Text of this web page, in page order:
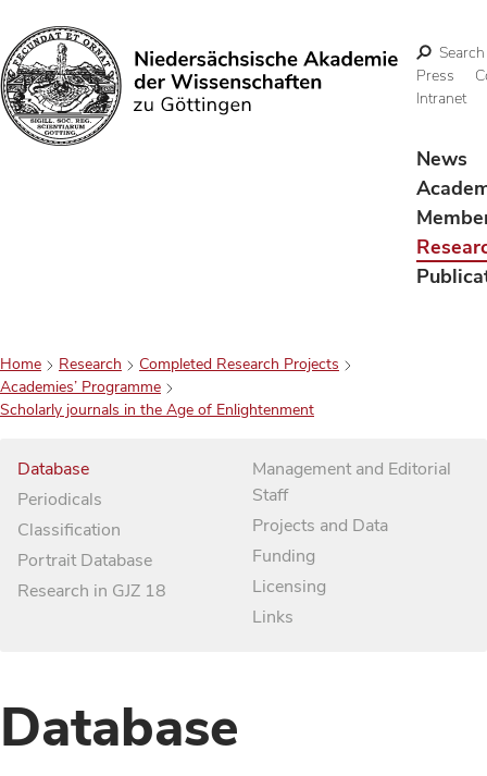
Search
Search
Press
Intranet
News
Home Research
Completed Research Projects
Academies’ Programme
Scholarly journals in the Age of Enlightenment
Database
Periodicals
Classification
Portrait Database
Research in GJZ 18
Management and Editorial
Staff
Projects and Data
Funding
Licensing
Links
Database